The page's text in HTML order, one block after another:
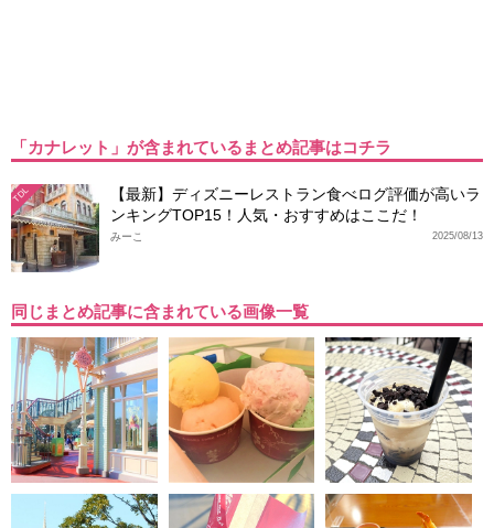
「カナレット」が含まれているまとめ記事はコチラ
TDL
【最新】ディズニーレストラン食べログ評価が高いラ
ンキングTOP15！人気・おすすめはここだ！
2025/08/13
みーこ
同じまとめ記事に含まれている画像一覧